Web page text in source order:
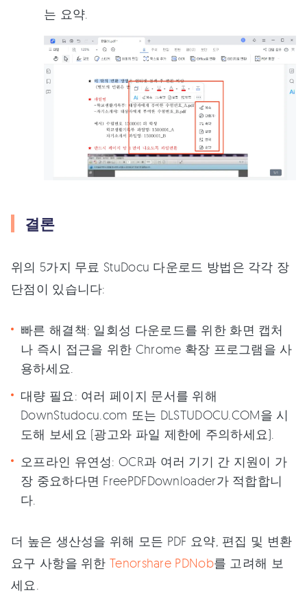
는 요약.
결론
위의 5가지 무료 StuDocu 다운로드 방법은 각각 장
단점이 있습니다:
빠른 해결책: 일회성 다운로드를 위한 화면 캡처
나 즉시 접근을 위한 Chrome 확장 프로그램을 사
용하세요.
대량 필요: 여러 페이지 문서를 위해
DownStudocu.com 또는 DLSTUDOCU.COM을 시
도해 보세요 (광고와 파일 제한에 주의하세요).
오프라인 유연성: OCR과 여러 기기 간 지원이 가
장 중요하다면 FreePDFDownloader가 적합합니
다.
더 높은 생산성을 위해 모든 PDF 요약, 편집 및 변환
요구 사항을 위한 Tenorshare PDNob를 고려해 보
세요.